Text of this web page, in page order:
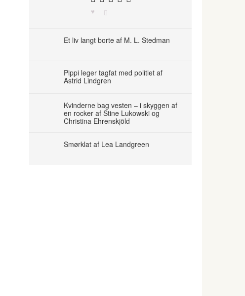
Et liv langt borte af M. L. Stedman
Pippi leger tagfat med politiet af
Astrid Lindgren
Kvinderne bag vesten – i skyggen af
en rocker af Stine Lukowski og
Christina Ehrenskjöld
Smørklat af Lea Landgreen